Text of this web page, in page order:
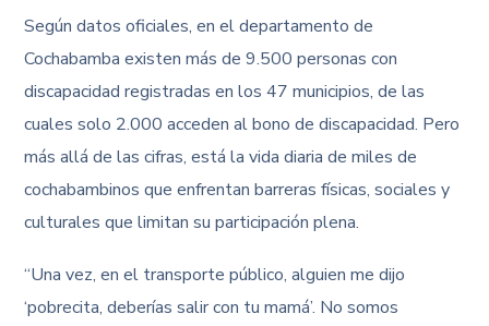
Según datos oficiales, en el departamento de
Cochabamba existen más de 9.500 personas con
discapacidad registradas en los 47 municipios, de las
cuales solo 2.000 acceden al bono de discapacidad. Pero
más allá de las cifras, está la vida diaria de miles de
cochabambinos que enfrentan barreras físicas, sociales y
culturales que limitan su participación plena.
“Una vez, en el transporte público, alguien me dijo
‘pobrecita, deberías salir con tu mamá’. No somos